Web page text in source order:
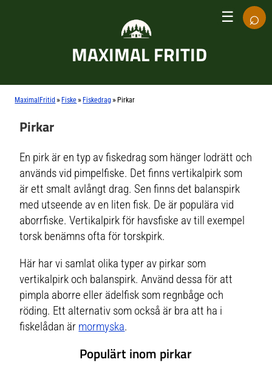
MAXIMAL FRITID
☰ ⌕
MaximalFritid » Fiske » Fiskedrag » Pirkar
Pirkar
En pirk är en typ av fiskedrag som hänger lodrätt och
används vid pimpelfiske. Det finns vertikalpirk som
är ett smalt avlångt drag. Sen finns det balanspirk
med utseende av en liten fisk. De är populära vid
aborrfiske. Vertikalpirk för havsfiske av till exempel
torsk benämns ofta för torskpirk.
Här har vi samlat olika typer av pirkar som
vertikalpirk och balanspirk. Använd dessa för att
pimpla aborre eller ädelfisk som regnbåge och
röding. Ett alternativ som också är bra att ha i
fiskelådan är mormyska.
Populärt inom pirkar